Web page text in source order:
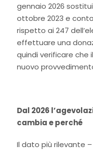
gennaio 2026
ottobre 2023 e
rispetto ai 247
effettuare una
quindi verificare che
nuovo
Dal 2026
cambia e perché
Il dato più rilevante